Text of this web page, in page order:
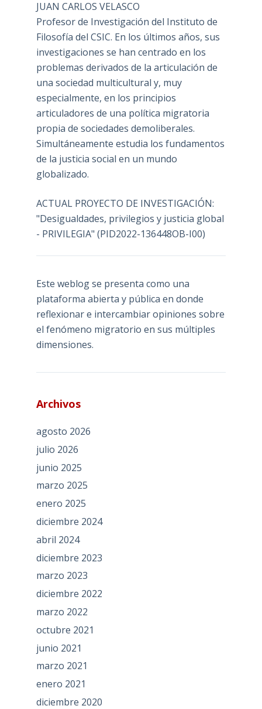
JUAN CARLOS VELASCO
Profesor de Investigación del Instituto de
Filosofía del CSIC. En los últimos años, sus
investigaciones se han centrado en los
problemas derivados de la articulación de
una sociedad multicultural y, muy
especialmente, en los principios
articuladores de una política migratoria
propia de sociedades demoliberales.
Simultáneamente estudia los fundamentos
de la justicia social en un mundo
globalizado.
ACTUAL PROYECTO DE INVESTIGACIÓN:
"Desigualdades, privilegios y justicia global
- PRIVILEGIA" (PID2022-136448OB-I00)
Este weblog se presenta como una
plataforma abierta y pública en donde
reflexionar e intercambiar opiniones sobre
el fenómeno migratorio en sus múltiples
dimensiones.
Archivos
agosto 2026
julio 2026
junio 2025
marzo 2025
enero 2025
diciembre 2024
abril 2024
diciembre 2023
marzo 2023
diciembre 2022
marzo 2022
octubre 2021
junio 2021
marzo 2021
enero 2021
diciembre 2020